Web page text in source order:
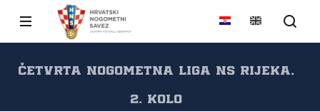
Četvrta nogometna liga NS Rijeka,
2. kolo